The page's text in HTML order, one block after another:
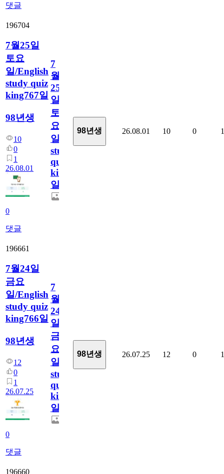
댓글
196704
7월25일
토요
일/English
study quiz
king767일
98년생
10
0
1
26.08.01
0
댓글
7
월
25
일
토
요
일/English
study
quiz
king767
일
98년생 26.08.01 10 0 1
196661
7월24일
금요
일/English
study quiz
king766일
98년생
12
0
1
26.07.25
0
댓글
7
월
24
일
금
요
일/English
study
quiz
king766
일
98년생 26.07.25 12 0 1
196660